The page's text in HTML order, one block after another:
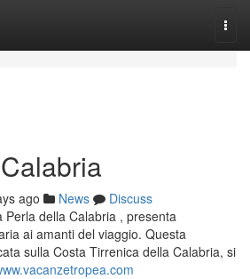
ago News
Discuss
della Calabria , presenta
ai amanti del viaggio. Questa
sulla Costa Tirrenica della Calabria, si